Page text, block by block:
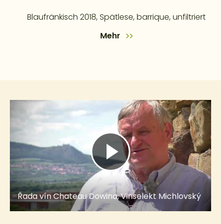
Blaufränkisch 2018, Spätlese, barrique, unfiltriert
Mehr
Řada vín Chateau Dowina, Vinselekt Michlovský